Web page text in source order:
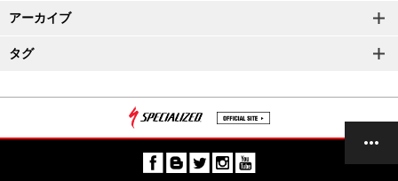
アーカイブ
タグ